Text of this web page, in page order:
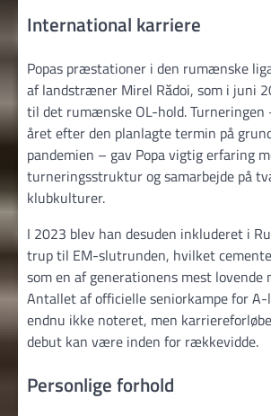
International karriere
Popas præstationer i den rumænske
af landstræner Mirel Rădoi, som i juni
til det rumænske OL-hold. Turneringen
året efter den planlagte termin på
pandemien – gav Popa vigtig erfaring
turneringsstruktur og samarbejde på
klubkulturer.
I 2023 blev han desuden inkluderet i
trup til EM-slutrunden, hvilket
som en af generationens mest lovende
Antallet af officielle seniorkampe for
endnu ikke noteret, men
debut kan være inden for rækkevidde.
Personlige forhold